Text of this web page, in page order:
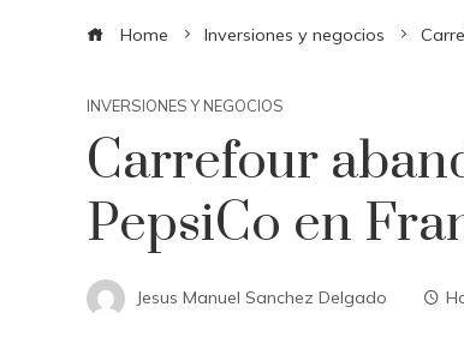
Home Inversiones y negocios
INVERSIONES Y NEGOCIOS
Carrefour
PepsiCo en
Jesus Manuel Sanchez Delgado